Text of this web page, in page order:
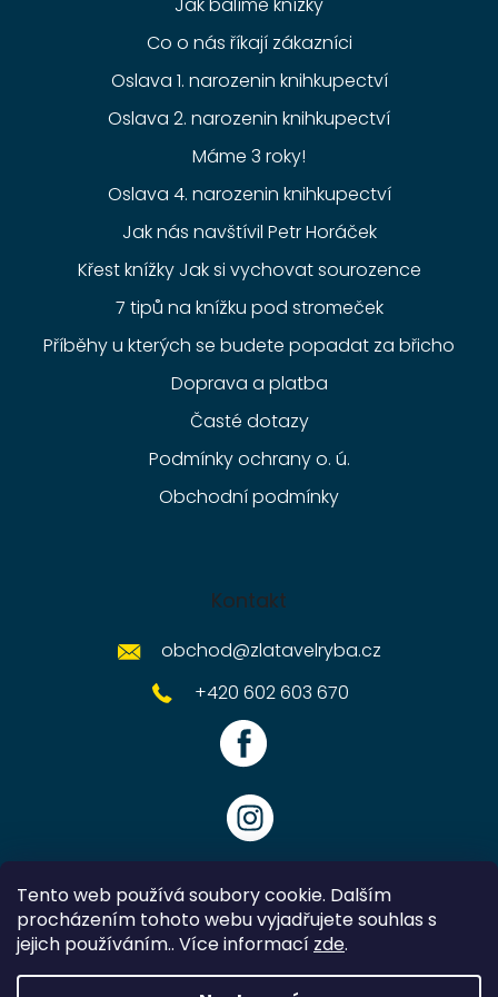
Tento web používá soubory cookie. Dalším
procházením tohoto webu vyjadřujete souhlas s
jejich používáním.. Více informací zde.
Jak balíme knížky
Co o nás říkají zákazníci
Oslava 1. narozenin knihkupectví
Oslava 2. narozenin knihkupectví
Máme 3 roky!
Oslava 4. narozenin knihkupectví
Jak nás navštívil Petr Horáček
Křest knížky Jak si vychovat sourozence
7 tipů na knížku pod stromeček
Příběhy u kterých se budete popadat za břicho
Doprava a platba
Časté dotazy
Podmínky ochrany o. ú.
Obchodní podmínky
Kontakt
obchod@zlatavelryba.cz
+420 602 603 670